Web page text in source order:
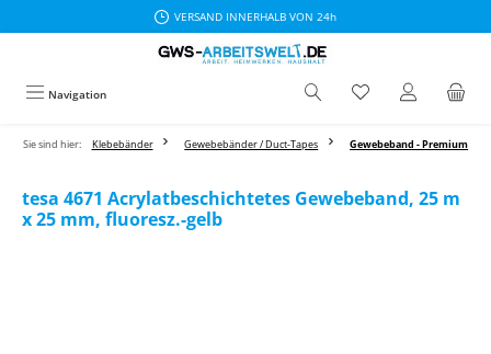
VERSAND INNERHALB VON 24h
Navigation
Sie sind hier: Klebebänder Gewebebänder / Duct-Tapes Gewebeband - Premium
tesa 4671 Acrylatbeschichtetes Gewebeband, 25 m
x 25 mm, fluoresz.-gelb